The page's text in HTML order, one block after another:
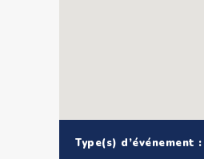
Type(s) d’événement :